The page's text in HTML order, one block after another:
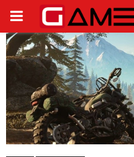
PRIMARY
MENU